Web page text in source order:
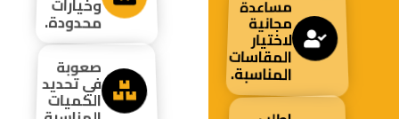
مساعدة
مجانية
لاختيار
المقاسات
المناسبة.
وخيارات
محدودة.
صعوبة
في تحديد
الكميات